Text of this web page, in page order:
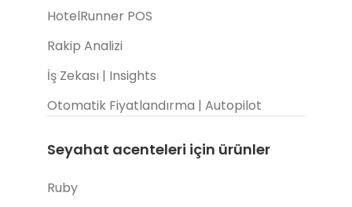
HotelRunner POS
Rakip Analizi
İş Zekası | Insights
Otomatik Fiyatlandırma | Autopilot
Seyahat acenteleri için ürünler
Ruby